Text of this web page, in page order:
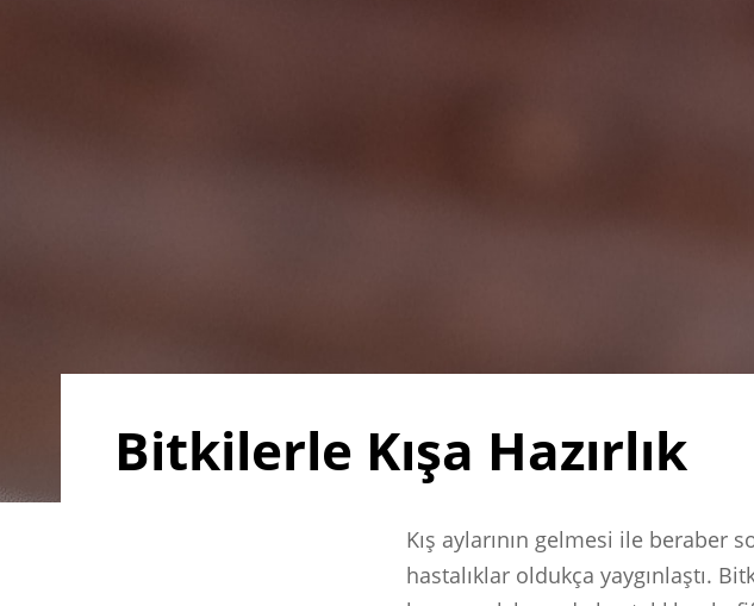
Bitkilerle Kışa Hazırlık
Kış aylarının gelmesi ile beraber
hastalıklar oldukça yaygınlaştı.